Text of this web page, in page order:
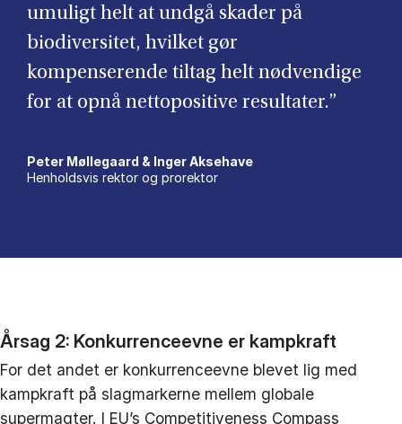
umuligt helt at undgå skader på
biodiversitet, hvilket gør
kompenserende tiltag helt nødvendige
for at opnå nettopositive resultater.”
Peter Møllegaard & Inger Aksehave
Henholdsvis rektor og prorektor
Årsag 2: Konkurrenceevne er kampkraft
For det andet er konkurrenceevne blevet lig med
kampkraft på slagmarkerne mellem globale
supermagter. I EU’s Competitiveness Compass